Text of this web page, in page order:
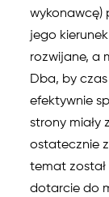
wykonawcę)
jego
rozwijane, a
Dba, by
efektywnie
strony miały
ostatecznie
temat został
dotarcie do